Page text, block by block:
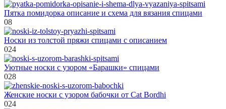
Пятка помидорка описание и схема для вязания спицами
08
Носки из толстой пряжи спицами с описанием
024
Уютные носки с узором «Барашки» спицами
028
Женские носки с узором бабочки от Cat Bordhi
024